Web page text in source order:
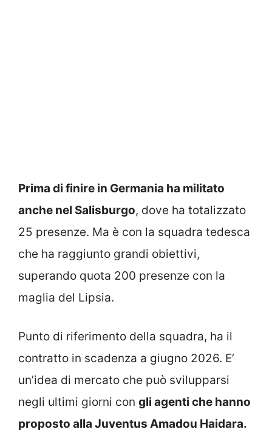
Prima di finire in Germania ha militato
anche nel Salisburgo, dove ha totalizzato
25 presenze. Ma è con la squadra tedesca
che ha raggiunto grandi obiettivi,
superando quota 200 presenze con la
maglia del Lipsia.
Punto di riferimento della squadra, ha il
contratto in scadenza a giugno 2026. E’
un’idea di mercato che può svilupparsi
negli ultimi giorni con gli agenti che hanno
proposto alla Juventus Amadou Haidara.